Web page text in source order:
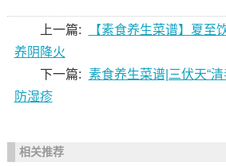
上一篇:
【素食养生菜谱】夏至
养阴降火
下一篇: 素食养生菜谱|三伏天“清
防湿疹
相关推荐